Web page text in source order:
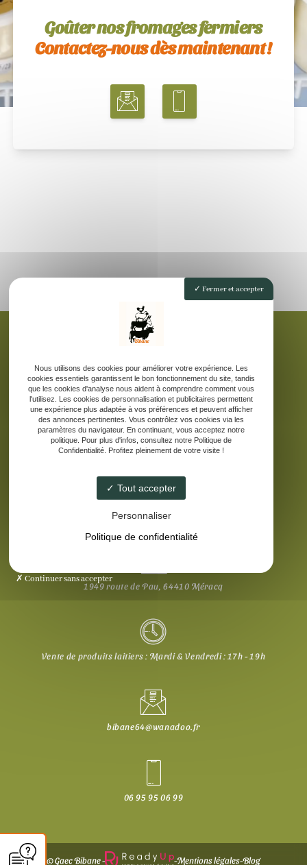
Goûter nos fromages fermiers
Contactez-nous dès maintenant !
Accueil
La ferme pédagogique
Elevage d’âne des Pyrénées
Nos produits laitiers
Galerie
Contact
1949 route de Pau, 64410 Méracq
Vente de produits laitiers : Mardi & Vendredi : 17h - 19h
bibane64@wanadoo.fr
06 95 95 06 99
© Gaec Bibane - -Mentions légales-Blog
Fermer et accepter
Nous utilisons des cookies pour améliorer votre expérience. Les
cookies essentiels garantissent le bon fonctionnement du site, tandis
que les cookies d'analyse nous aident à comprendre comment vous
l'utilisez. Les cookies de personnalisation et publicitaires permettent
une expérience plus adaptée à vos préférences et peuvent afficher
des annonces pertinentes. Vous contrôlez vos cookies via les
paramètres du navigateur. En continuant, vous acceptez notre
politique. Pour plus d'infos, consultez notre Politique de
Confidentialité. Profitez pleinement de votre visite !
Tout accepter
Personnaliser
Politique de confidentialité
Continuer sans accepter